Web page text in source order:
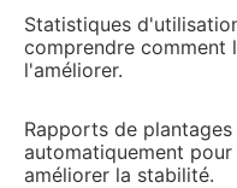
Statistiques
comprendre comment
l'améliorer.
Rapports de
automatiquement
améliorer la stabilité.